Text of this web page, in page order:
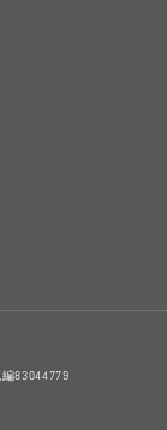
83044779